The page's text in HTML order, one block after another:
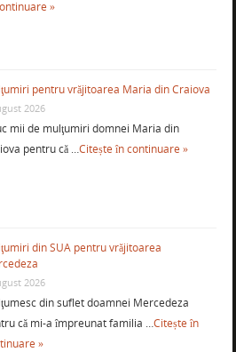
»
pentru vrăjitoarea Maria din Craiova
2026
mii de mulţumiri domnei Maria din
pentru că …Citește în continuare »
din SUA pentru vrăjitoarea
2026
din suflet doamnei Mercedeza
că mi-a împreunat familia …Citește în
»